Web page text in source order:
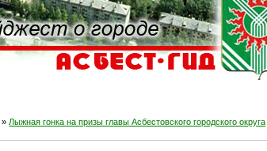
» Лыжная гонка на призы главы Асбестовского городского округа